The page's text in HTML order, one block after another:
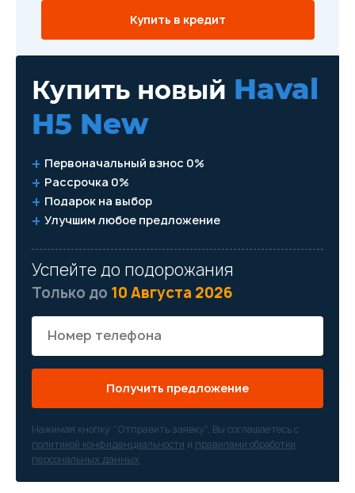
Купить новый Haval
H5 New
Первоначальный взнос 0%
Рассрочка 0%
Подарок на выбор
Улучшим любое предложение
Успейте до подорожания
Только до 10 Августа 2026
Получить предложение
Нажимая кнопку “Отправить заявку”, Вы соглашаетесь с
политикой конфиденциальности и правилами обработки
персональных данных
Купить в кредит